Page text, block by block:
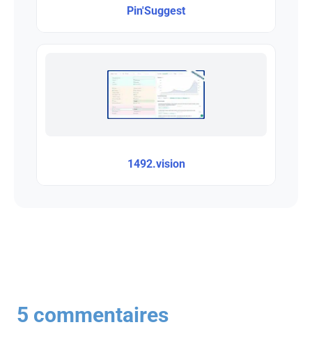
Pin'Suggest
1492.vision
5 commentaires